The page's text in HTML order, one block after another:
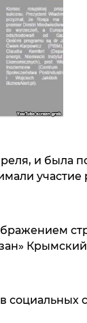
и была
Крымский
социальных